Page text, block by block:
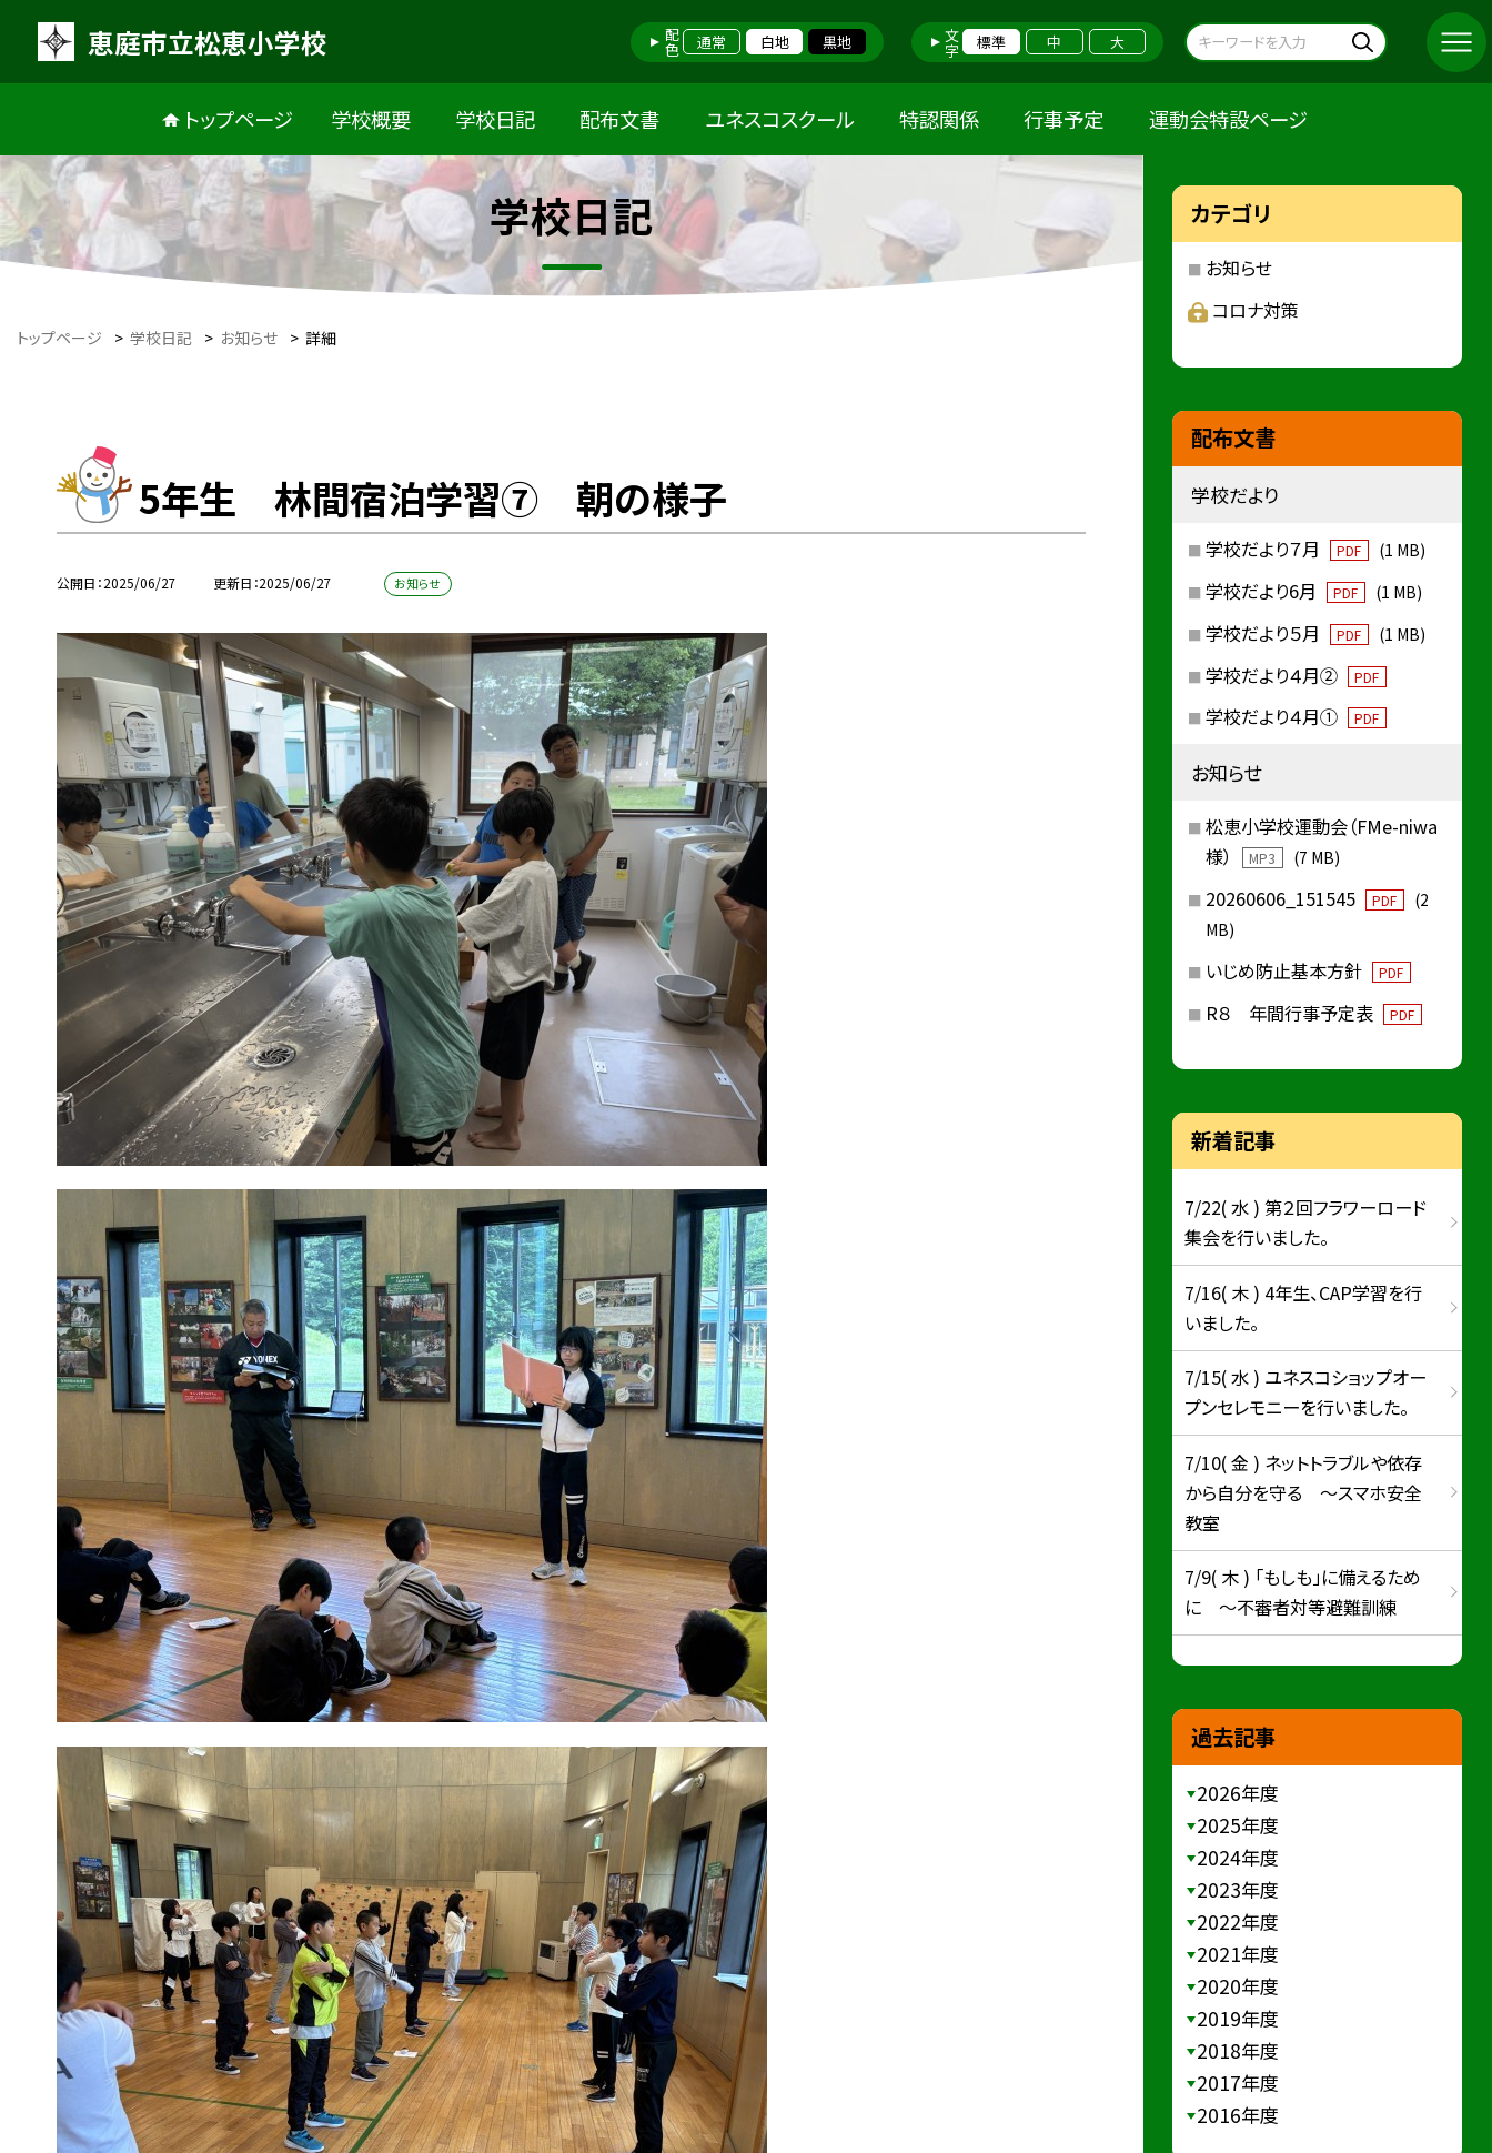
恵庭市立松恵小学校 配色 通常 白地 黒地 文字 標準 中 大
トップページ 学校概要 学校日記 配布文書 ユネスコスクール 特認関係 行事予定 運動会特設ページ
学校日記
トップページ > 学校日記 > お知らせ > 詳細
5年生 林間宿泊学習⑦ 朝の様子
公開日 2025/06/27 更新日 2025/06/27 お知らせ
カテゴリ
お知らせ
コロナ対策
配布文書
学校だより
学校だより７月 PDF (1 MB)
学校だより6月 PDF (1 MB)
学校だより５月 PDF (1 MB)
学校だより４月② PDF
学校だより４月① PDF
お知らせ
松恵小学校運動会（FMe-niwa
様）
MP3 (7 MB)
20260606_151545 PDF
(2
MB)
いじめ防止基本方針 PDF
R８ 年間行事予定表 PDF
新着記事
7/22( 水 ) 第２回フラワーロード
集会を行いました。
7/16( 木 ) 4年生、CAP学習を行
いました。
7/15( 水 ) ユネスコショップオー
プンセレモニーを行いました。
7/10( 金 ) ネットトラブルや依存
から自分を守る ～スマホ安全
教室
7/9( 木 ) 「もしも」に備えるため
に ～不審者対等避難訓練
過去記事
2026年度
2025年度
2024年度
2023年度
2022年度
2021年度
2020年度
2019年度
2018年度
2017年度
2016年度